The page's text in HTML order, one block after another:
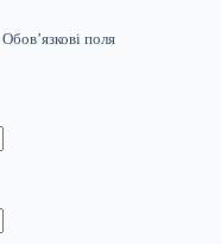
Обов’язкові поля